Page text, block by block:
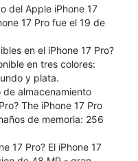
del Apple iPhone 17
17 Pro fue el 19 de
en el iPhone 17 Pro?
en tres colores:
y plata.
de almacenamiento
The iPhone 17 Pro
de memoria: 256
17 Pro? El iPhone 17